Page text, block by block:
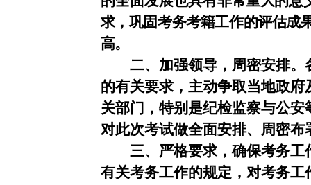
求，巩固考务考籍工作的评估成
高。
二、加强领导，周密安排
的有关要求，主动争取当地政
关部门，特别是纪检监察与公
对此次考试做全面安排、周密
三、严格要求，确保考务
有关考务工作的规定，对考务